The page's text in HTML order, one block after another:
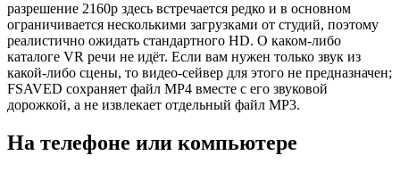
разрешение 2160p здесь встречается редко и в основном
ограничивается несколькими загрузками от студий, поэтому
реалистично ожидать стандартного HD. О каком-либо
каталоге VR речи не идёт. Если вам нужен только звук из
какой-либо сцены, то видео-сейвер для этого не предназначен;
FSAVED сохраняет файл MP4 вместе с его звуковой
дорожкой, а не извлекает отдельный файл MP3.
На телефоне или компьютере